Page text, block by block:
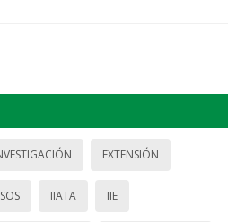
EXTENSIÓN
IIATA IIE